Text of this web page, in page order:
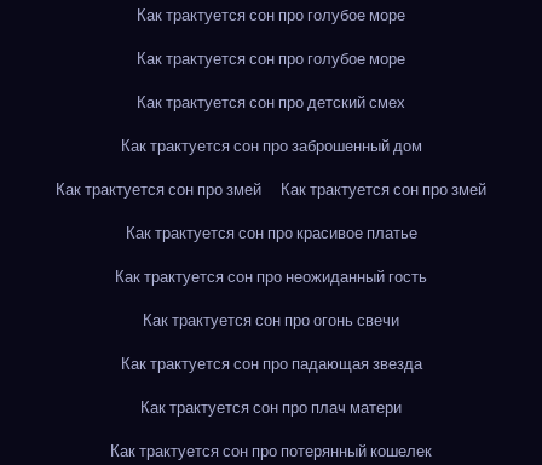
Как трактуется сон про голубое море
Как трактуется сон про голубое море
Как трактуется сон про детский смех
Как трактуется сон про заброшенный дом
Как трактуется сон про змей
Как трактуется сон про змей
Как трактуется сон про красивое платье
Как трактуется сон про неожиданный гость
Как трактуется сон про огонь свечи
Как трактуется сон про падающая звезда
Как трактуется сон про плач матери
Как трактуется сон про потерянный кошелек